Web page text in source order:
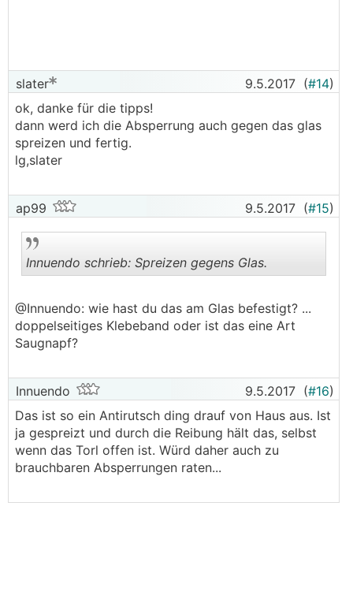
slater 9.5.2017 (#14)
ok, danke für die tipps!
dann werd ich die Absperrung auch gegen das glas
spreizen und fertig.
lg,slater
ap99 9.5.2017 (#15)
..
Innuendo schrieb: Spreizen gegens Glas.
@Innuendo: wie hast du das am Glas befestigt? ...
doppelseitiges Klebeband oder ist das eine Art
Saugnapf?
Innuendo 9.5.2017 (#16)
Das ist so ein Antirutsch ding drauf von Haus aus. Ist
ja gespreizt und durch die Reibung hält das, selbst
wenn das Torl offen ist. Würd daher auch zu
brauchbaren Absperrungen raten...